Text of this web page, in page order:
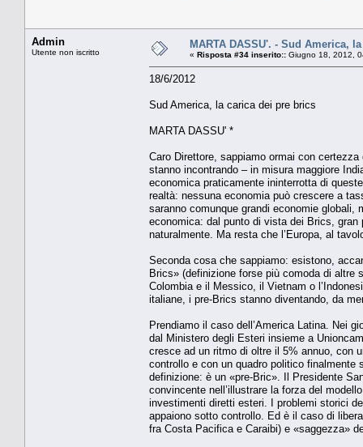
Admin
Utente non iscritto
MARTA DASSU'. - Sud America,
« Risposta #34 inserito:: Giugno 18, 2012,
18/6/2012
Sud America, la carica dei pre brics
MARTA DASSU' *
Caro Direttore, sappiamo ormai con
stanno incontrando – in misura maggiore
economica praticamente ininterrotta di
realtà: nessuna economia può crescere a
saranno comunque grandi economie
economica: dal punto di vista dei Brics,
naturalmente. Ma resta che l’Europa, al
Seconda cosa che sappiamo: esistono,
Brics» (definizione forse più comoda di altre
Colombia e il Messico, il Vietnam o
italiane, i pre-Brics stanno diventando, da
Prendiamo il caso dell’America Latina. Nei
dal Ministero degli Esteri insieme a
cresce ad un ritmo di oltre il 5% annuo, con
controllo e con un quadro politico finalmente
definizione: è un «pre-Bric». Il Presidente
convincente nell’illustrare la forza del
investimenti diretti esteri. I problemi storici
appaiono sotto controllo. Ed è il caso di
fra Costa Pacifica e Caraibi) e «saggezza»